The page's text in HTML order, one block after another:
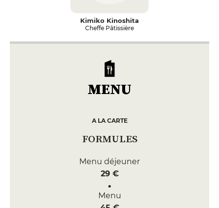
Kimiko Kinoshita
Cheffe Pâtissière
MENU
A LA CARTE
FORMULES
Menu déjeuner
29 €
Menu